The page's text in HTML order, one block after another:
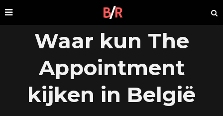
Waar kun The
Appointment
kijken in België